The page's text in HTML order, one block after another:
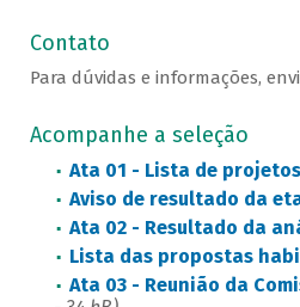
Contato
Para dúvidas e informações,
Acompanhe a seleção
Ata 01 - Lista de
Aviso de resultado da
Ata 02 - Resultado da
Lista das propostas
Ata 03 - Reunião da